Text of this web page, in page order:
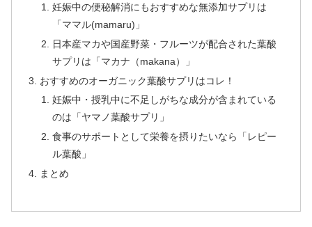
妊娠中の便秘解消にもおすすめな無添加サプリは
「ママル(mamaru)」
日本産マカや国産野菜・フルーツが配合された葉酸
サプリは「マカナ（makana）」
おすすめのオーガニック葉酸サプリはコレ！
妊娠中・授乳中に不足しがちな成分が含まれている
のは「ヤマノ葉酸サプリ」
食事のサポートとして栄養を摂りたいなら「レピー
ル葉酸」
まとめ